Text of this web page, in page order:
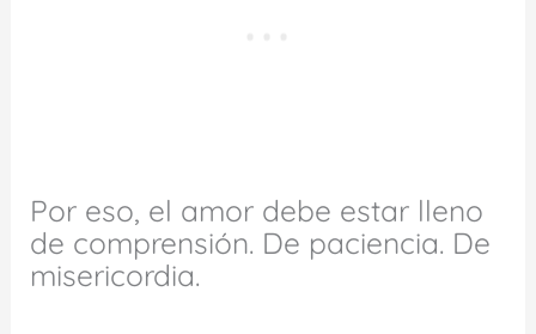
Por eso, el amor debe estar lleno
de comprensión. De paciencia. De
misericordia.